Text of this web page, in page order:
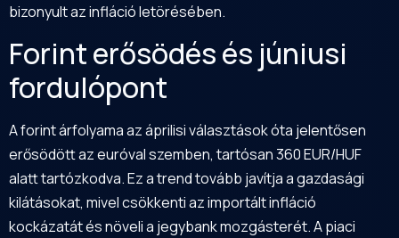
bizonyult az infláció letörésében.
Forint erősödés és júniusi
fordulópont
A forint árfolyama az áprilisi választások óta jelentősen
erősödött az euróval szemben, tartósan 360 EUR/HUF
alatt tartózkodva. Ez a trend tovább javítja a gazdasági
kilátásokat, mivel csökkenti az importált infláció
kockázatát és növeli a jegybank mozgásterét. A piaci